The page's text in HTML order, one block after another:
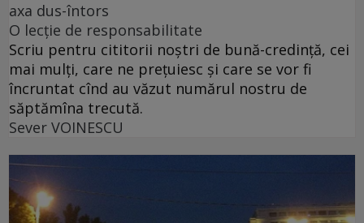
axa dus-întors
O lecție de responsabilitate
Scriu pentru cititorii noștri de bună-credință, cei
mai mulți, care ne prețuiesc și care se vor fi
încruntat cînd au văzut numărul nostru de
săptămîna trecută.
Sever VOINESCU